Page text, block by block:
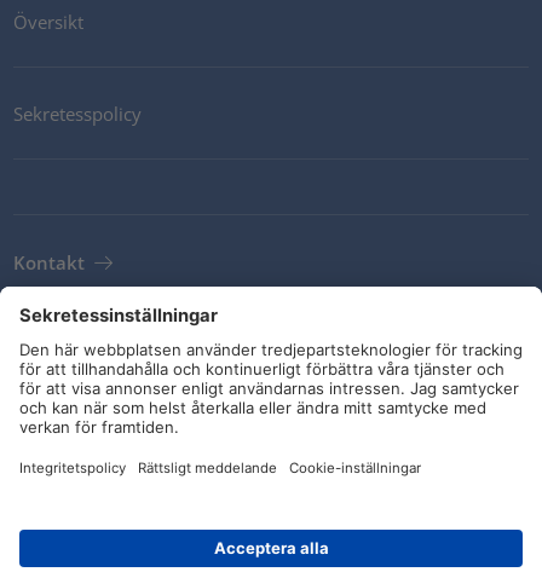
Översikt
Sekretesspolicy
Kontakt
Leveransvillkor
Riktlinjer och åtaganden
Sociala medier